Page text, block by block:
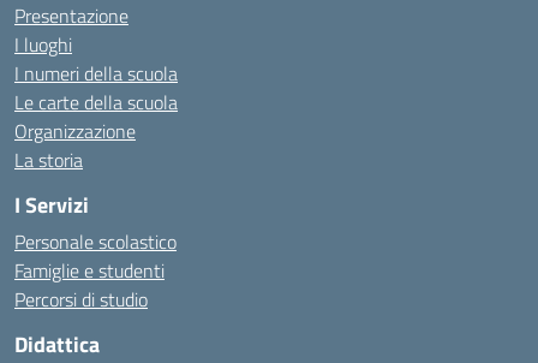
Presentazione
I luoghi
I numeri della scuola
Le carte della scuola
Organizzazione
La storia
I Servizi
Personale scolastico
Famiglie e studenti
Percorsi di studio
Didattica